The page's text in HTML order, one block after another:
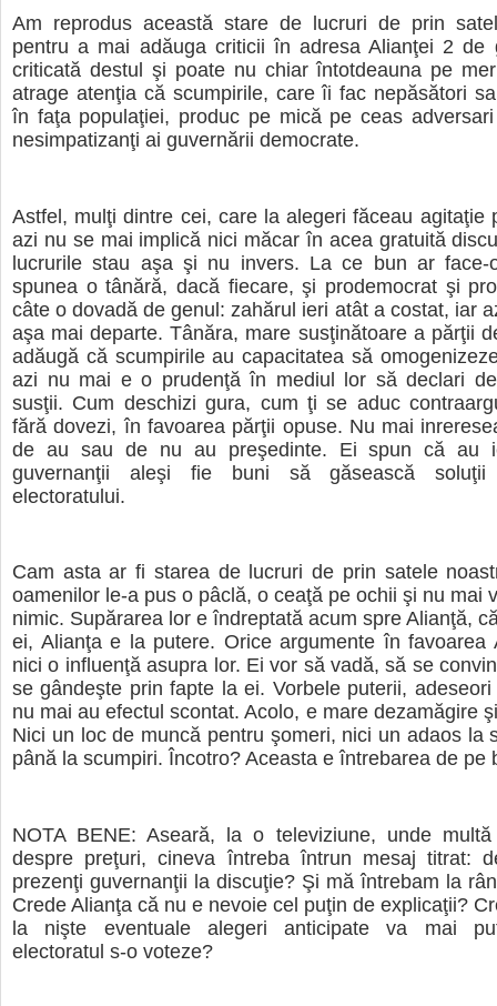
Am reprodus această stare de lucruri de prin
pentru a mai adăuga criticii în adresa Alianţei 2 de
criticată destul şi poate nu chiar întotdeauna pe
atrage atenţia că scumpirile, care îi fac nepăsători
în faţa populaţiei, produc pe mică pe ceas
nesimpatizanţi ai guvernării democrate.
Astfel, mulţi dintre cei, care la alegeri făceau agitaţie
azi nu se mai implică nici măcar în acea gratuită
lucrurile stau aşa şi nu invers. La ce bun ar face-
spunea o tânără, dacă fiecare, şi prodemocrat şi
câte o dovadă de genul: zahărul ieri atât a costat, iar
aşa mai departe. Tânăra, mare susţinătoare a părţii
adăugă că scumpirile au capacitatea să
azi nu mai e o prudenţă în mediul lor să declari
susţii. Cum deschizi gura, cum ţi se aduc
fără dovezi, în favoarea părţii opuse. Nu mai
de au sau de nu au preşedinte. Ei spun că au
guvernanţii aleşi fie buni să găsească
electoratului.
Cam asta ar fi starea de lucruri de prin satele
oamenilor le-a pus o pâclă, o ceaţă pe ochii şi nu mai
nimic. Supărarea lor e îndreptată acum spre Alianţă,
ei, Alianţa e la putere. Orice argumente în favoarea
nici o influenţă asupra lor. Ei vor să vadă, să se
se gândeşte prin fapte la ei. Vorbele puterii,
nu mai au efectul scontat. Acolo, e mare dezamăgire
Nici un loc de muncă pentru şomeri, nici un adaos la
până la scumpiri. Încotro? Aceasta e întrebarea de pe
NOTA BENE: Aseară, la o televiziune, unde
despre preţuri, cineva întreba întrun mesaj titrat:
prezenţi guvernanţii la discuţie? Şi mă întrebam la
Crede Alianţa că nu e nevoie cel puţin de explicaţii?
la nişte eventuale alegeri anticipate va mai
electoratul s-o voteze?